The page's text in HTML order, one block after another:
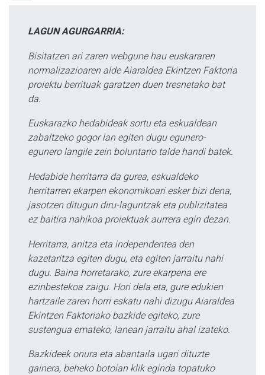
LAGUN AGURGARRIA:
Bisitatzen ari zaren webgune hau euskararen
normalizazioaren alde Aiaraldea Ekintzen Faktoria
proiektu berrituak garatzen duen tresnetako bat
da.
Euskarazko hedabideak sortu eta eskualdean
zabaltzeko gogor lan egiten dugu egunero-
egunero langile zein boluntario talde handi batek.
Hedabide herritarra da gurea, eskualdeko
herritarren ekarpen ekonomikoari esker bizi dena,
jasotzen ditugun diru-laguntzak eta publizitatea
ez baitira nahikoa proiektuak aurrera egin dezan.
Herritarra, anitza eta independentea den
kazetaritza egiten dugu, eta egiten jarraitu nahi
dugu. Baina horretarako, zure ekarpena ere
ezinbestekoa zaigu. Hori dela eta, gure edukien
hartzaile zaren horri eskatu nahi dizugu Aiaraldea
Ekintzen Faktoriako bazkide egiteko, zure
sustengua emateko, lanean jarraitu ahal izateko.
Bazkideek onura eta abantaila ugari dituzte
gainera, beheko botoian klik eginda topatuko